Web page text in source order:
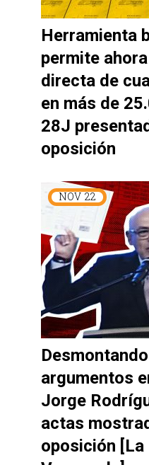
Herramienta
permite
directa de
en más de
28J
oposición
NOV 22
argumentos
Jorge
actas
oposición [La